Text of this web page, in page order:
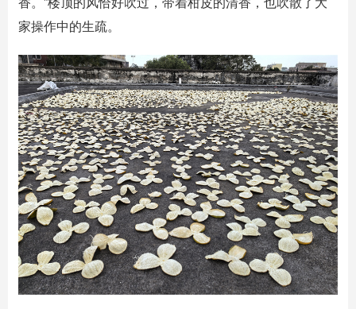
香。”楼顶的风恰好吹过，带着柑皮的清香，也吹散了大
家操作中的生疏。